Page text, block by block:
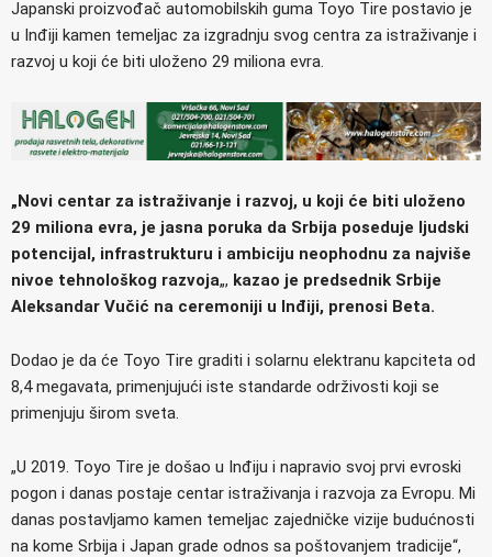
Japanski proizvođač automobilskih guma Toyo Tire postavio je
u Inđiji kamen temeljac za izgradnju svog centra za istraživanje i
razvoj u koji će biti uloženo 29 miliona evra.
„Novi centar za istraživanje i razvoj, u koji će biti uloženo
29 miliona evra, je jasna poruka da Srbija poseduje ljudski
potencijal, infrastrukturu i ambiciju neophodnu za najviše
nivoe tehnološkog razvoja„, kazao je predsednik Srbije
Aleksandar Vučić na ceremoniji u Inđiji, prenosi Beta.
Dodao je da će Toyo Tire graditi i solarnu elektranu kapciteta od
8,4 megavata, primenjujući iste standarde održivosti koji se
primenjuju širom sveta.
„U 2019. Toyo Tire je došao u Inđiju i napravio svoj prvi evroski
pogon i danas postaje centar istraživanja i razvoja za Evropu. Mi
danas postavljamo kamen temeljac zajedničke vizije budućnosti
na kome Srbija i Japan grade odnos sa poštovanjem tradicije“,